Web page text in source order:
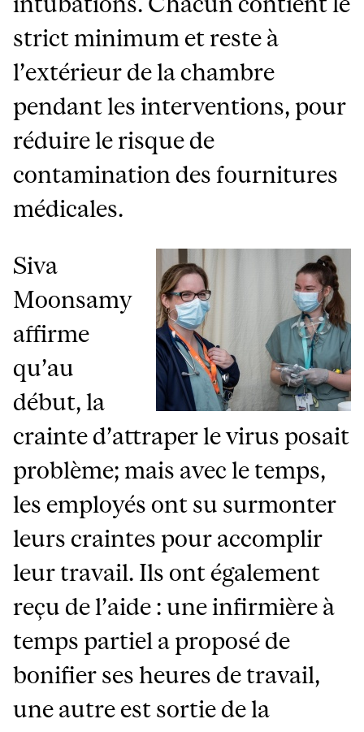
strict minimum et reste à
l’extérieur de la chambre
pendant les interventions, pour
réduire le risque de
contamination des fournitures
médicales.
Siva
Moonsamy
affirme
qu’au
début, la
crainte d’attraper le virus posait
problème; mais avec le temps,
les employés ont su surmonter
leurs craintes pour accomplir
leur travail. Ils ont également
reçu de l’aide : une infirmière à
temps partiel a proposé de
bonifier ses heures de travail,
une autre est sortie de la